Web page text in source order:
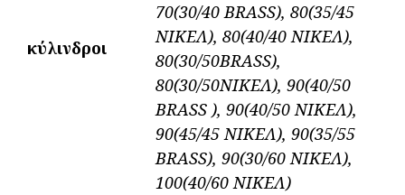
κύλινδροι
70(30/40 BRASS), 80(35/45
ΝΙΚΕΛ), 80(40/40 ΝΙΚΕΛ),
80(30/50BRASS),
80(30/50NΙΚΕΛ), 90(40/50
BRASS ), 90(40/50 NIKEΛ),
90(45/45 ΝΙΚΕΛ), 90(35/55
BRASS), 90(30/60 ΝΙΚΕΛ),
100(40/60 ΝΙΚΕΛ)